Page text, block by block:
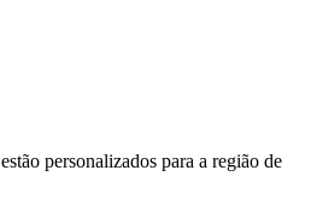
estão personalizados para a região de